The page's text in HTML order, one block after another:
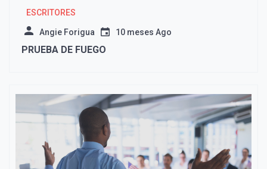
ESCRITORES
Angie Forigua 10 meses Ago
PRUEBA DE FUEGO